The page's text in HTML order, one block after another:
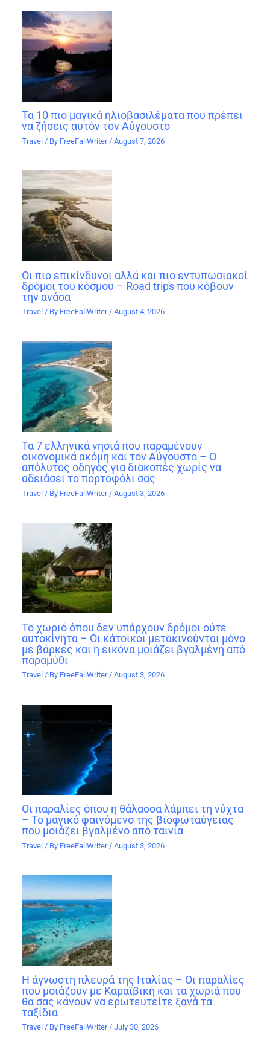
Τα 10 πιο μαγικά ηλιοβασιλέματα που πρέπει
να ζήσεις αυτόν τον Αύγουστο
Travel / By FreeFallWriter /August 7, 2026
Οι πιο επικίνδυνοι αλλά και πιο εντυπωσιακοί
δρόμοι του κόσμου – Road trips που κόβουν
την ανάσα
Travel / By FreeFallWriter/August 4, 2026
Τα 7 ελληνικά νησιά που παραμένουν
οικονομικά ακόμη και τον Αύγουστο – Ο
απόλυτος οδηγός για διακοπές χωρίς να
αδειάσει το πορτοφόλι σας
Travel / By FreeFallWriter /August 3, 2026
Το χωριό όπου δεν υπάρχουν δρόμοι ούτε
αυτοκίνητα – Οι κάτοικοι μετακινούνται μόνο
με βάρκες και η εικόνα μοιάζει βγαλμένη από
παραμύθι
Travel / By FreeFallWriter/August 3, 2026
Οι παραλίες όπου η θάλασσα λάμπει τη νύχτα
– Το μαγικό φαινόμενο της βιοφωταύγειας
που μοιάζει βγαλμένο από ταινία
Travel / By FreeFallWriter /August 3, 2026
Η άγνωστη πλευρά της Ιταλίας – Οι παραλίες
που μοιάζουν με Καραϊβική και τα χωριά που
θα σας κάνουν να ερωτευτείτε ξανά τα
ταξίδια
Travel / By FreeFallWriter/July 30, 2026